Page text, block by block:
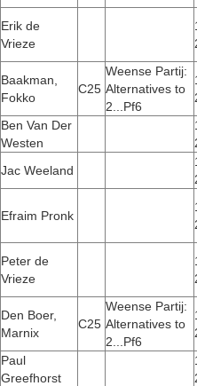
Erik de
Vrieze
Baakman,
Fokko
C25
Weense Partij:
Alternatives to
2...Pf6
Ben Van Der
Westen
Jac Weeland
Efraim Pronk
Peter de
Vrieze
Den Boer,
Marnix
C25
Weense Partij:
Alternatives to
2...Pf6
Paul
Greefhorst